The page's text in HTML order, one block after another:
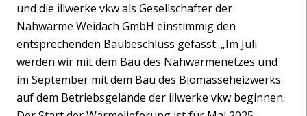
und die illwerke vkw als Gesellschafter der
Nahwärme Weidach GmbH einstimmig den
entsprechenden Baubeschluss gefasst. „Im Juli
werden wir mit dem Bau des Nahwärmenetzes und
im September mit dem Bau des Biomasseheizwerks
auf dem Betriebsgelände der illwerke vkw beginnen.